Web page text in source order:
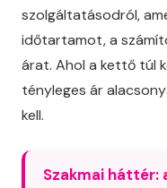
szolgáltatásodról,
időtartamot, a
árat. Ahol a kettő túl
tényleges ár
kell.
Szakmai háttér: